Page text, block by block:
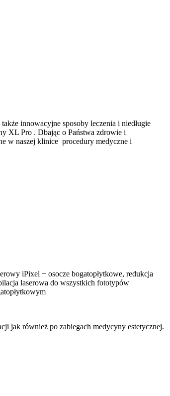
innowacyjne sposoby leczenia i niedługie
XL Pro . Dbając o Państwa zdrowie i
w naszej klinice procedury medyczne i
iPixel + osocze bogatopłytkowe, redukcja
laserowa do wszystkich fototypów
jak również po zabiegach medycyny estetycznej.